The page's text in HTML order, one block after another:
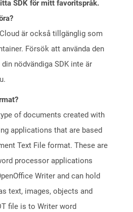
SDK för mitt favoritspråk.
är också tillgänglig som
Försök att använda den
nödvändiga SDK inte är
of documents created with
applications that are based
Text File format. These are
processor applications
Writer and can hold
text, images, objects and
file is to Writer word